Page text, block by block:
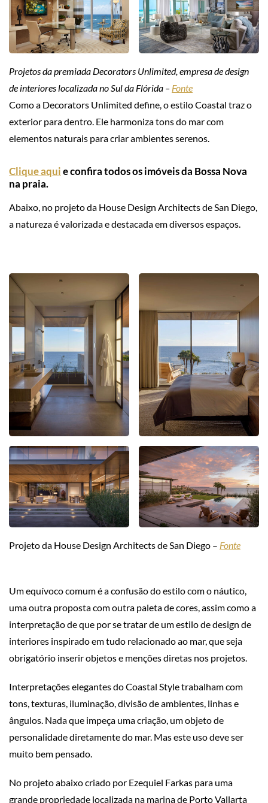
Projetos da premiada Decorators Unlimited, empresa de design
de interiores localizada no Sul da Flórida – Fonte
Como a Decorators Unlimited define, o estilo Coastal traz o
exterior para dentro. Ele harmoniza tons do mar com
elementos naturais para criar ambientes serenos.
Clique aquie confira todos os imóveis da Bossa Nova
na praia.
Abaixo, no projeto da House Design Architects de San Diego,
a natureza é valorizada e destacada em diversos espaços.
Projeto da House Design Architects de San Diego – Fonte
Um equívoco comum é a confusão do estilo com o náutico,
uma outra proposta com outra paleta de cores, assim como a
interpretação de que por se tratar de um estilo de design de
interiores inspirado em tudo relacionado ao mar, que seja
obrigatório inserir objetos e menções diretas nos projetos.
Interpretações elegantes do Coastal Style trabalham com
tons, texturas, iluminação, divisão de ambientes, linhas e
ângulos. Nada que impeça uma criação, um objeto de
personalidade diretamente do mar. Mas este uso deve ser
muito bem pensado.
No projeto abaixo criado por Ezequiel Farkas para uma
grande propriedade localizada na marina de Porto Vallarta